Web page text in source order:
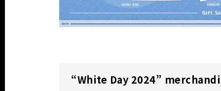
“White Day 2024”